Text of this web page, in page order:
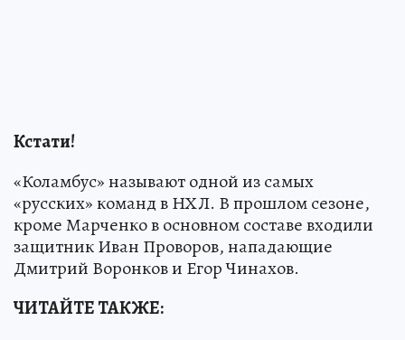
Кстати!
«Коламбус» называют одной из самых
«русских» команд в НХЛ. В прошлом сезоне,
кроме Марченко в основном составе входили
защитник Иван Проворов, нападающие
Дмитрий Воронков и Егор Чинахов.
ЧИТАЙТЕ ТАКЖЕ: